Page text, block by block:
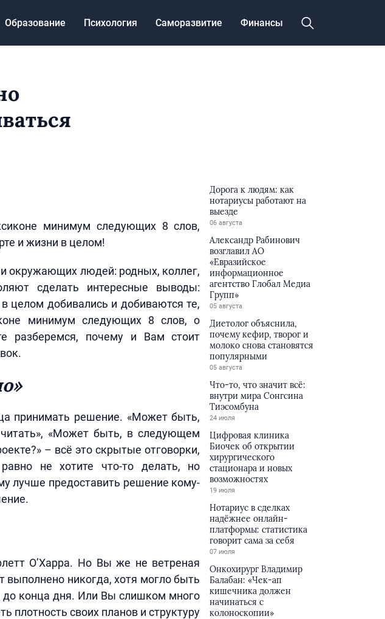
Образование Психология Саморазвитие Финансы
минимум следующих 8 слов,
и жизни в целом!
окружающих людей: родных, коллег,
сделать интересные выводы:
целом добивались и добиваются те,
минимум следующих 8 слов, о
разберемся, почему и Вам стоит
принимать решение. «Может быть,
«Может быть, в следующем
– всё это скрытые отговорки,
не хотите что-то делать, но
лучше предоставить решение кому-
О’Харра. Но Вы же не ветреная
выполнено никогда, хотя могло быть
до конца дня. Или Вы слишком много
плотность своих планов и структуру
Дорога к людям: как
нотариусы работают на
выезде
06 августа
Александр Рабинович
возглавил АО
«Евразийское
информационное
агентство Глобал Медиа
Групп»
05 августа
Диетолог объяснила,
почему кефир, творог и
молоко снова становятся
популярными
05 августа
Что-то, что значит всё:
внутри мира Сонгсина
Тиэсомбуна
24 июля
Цифровая клиника
Биочек об открытии
хирургического
стационара и новых
возможностях
19 июля
Нотариус в сделках
надёжнее онлайн-
платформы: статистика
говорит сама за себя
07 июля
Онкохирург Владимир
Балабан: «Чек-ап
кишечника должен
начинаться с
колоноскопии»